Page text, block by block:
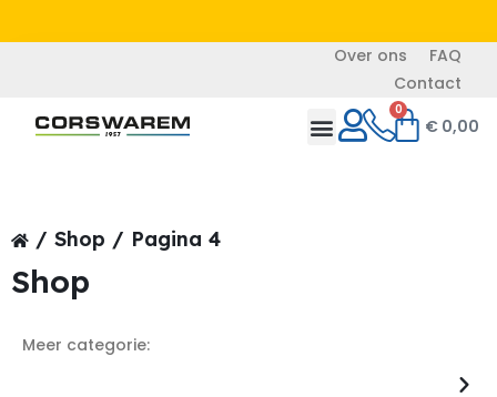
Over ons
FAQ
Contact
€ 0,00
0
/ Shop / Pagina 4
Shop
Meer categorie: